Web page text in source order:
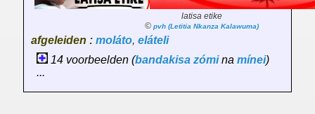
latisa etike
© pvh (Letitia Nkanza Kalawuma)
afgeleiden : moláto, eláteli
14 voorbeelden (bandakisa zómina mínei)
...